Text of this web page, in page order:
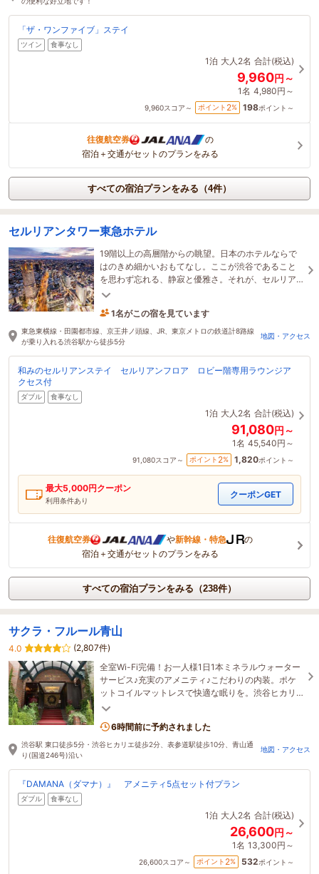
「ザ・ワンファイブ」ステイ
ツイン 食事なし
1泊 大人2名 合計(税込)
9,960円～
1名 4,980円～
9,960スコア～ ポイント 2% 198ポイント～
往復航空券
の
宿泊＋交通がセットのプランをみる
すべての宿泊プランをみる（4件）
セルリアンタワー東急ホテル
19階以上の高層階からの眺望。日本のホテルならで
はのきめ細かいおもてなし。ここが渋谷であること
を思わず忘れる、静寂と優雅さ。それが、セルリア
ンタワー東急ホテルならではの心地よさです。
1名がこの宿を見ています
東急東横線・田園都市線、京王井ノ頭線、JR、東京メトロの鉄道計8路線
が乗り入れる渋谷駅から徒歩5分
地図・アクセス
和みのセルリアンステイ セルリアンフロア ロビー階専用ラウンジア
クセス付
ダブル 食事なし
1泊 大人2名 合計(税込)
91,080円～
1名 45,540円～
91,080スコア～ ポイント 2% 1,820ポイント～
最大5,000円クーポン
利用条件あり
クーポンGET
往復航空券 や新幹線・特急
の
宿泊＋交通がセットのプランをみる
すべての宿泊プランをみる（238件）
サクラ・フルール青山
4.0
(2,807件)
全室Wi-Fi完備！お一人様1日1本ミネラルウォーター
サービス♪充実のアメニティ♪こだわりの内装。ポケ
ットコイルマットレスで快適な眠りを。渋谷ヒカリ
エ徒歩2分、渋谷の中でも青山寄り安心の静穏な立地
6時間前に予約されました
渋谷駅 東口徒歩5分・渋谷ヒカリエ徒歩2分、表参道駅徒歩10分、青山通
り(国道246号)沿い
地図・アクセス
『DAMANA（ダマナ）』 アメニティ5点セット付プラン
ダブル 食事なし
1泊 大人2名 合計(税込)
26,600円～
1名 13,300円～
26,600スコア～ ポイント 2% 532ポイント～